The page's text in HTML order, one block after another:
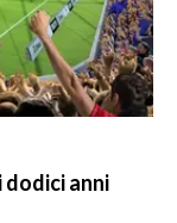
anni